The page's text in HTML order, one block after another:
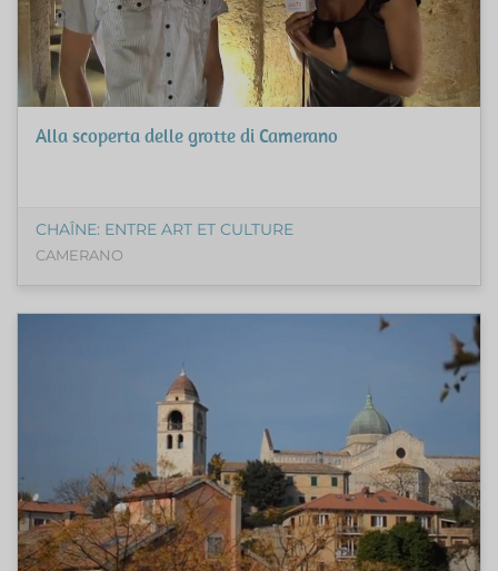
Alla scoperta delle grotte di Camerano
CHAÎNE: ENTRE ART ET CULTURE
CAMERANO